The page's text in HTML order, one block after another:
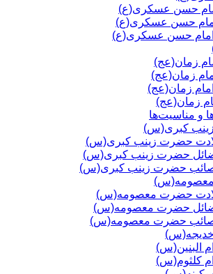
حسن عسکری(ع)
حسن عسکری(ع)
حسن عسکری(ع)
زمان(عج)
زمان(عج)
زمان(عج)
زمان(عج)
و مناسیت‌ها
کبری(س)
حضرت زینب کبری(س)
حضرت زینب کبری(س)
حضرت زینب کبری(س)
حضرت معصومه(س)
حضرت معصومه(س)
حضرت معصومه(س)
البنین(س)
کلثوم(س)